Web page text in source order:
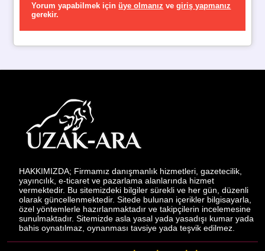
Yorum yapabilmek içinüye olmanız vegiriş yapmanız
gerekir.
HAKKIMIZDA; Firmamız danışmanlık hizmetleri, gazetecilik,
yayıncılık, e-ticaret ve pazarlama alanlarında hizmet
vermektedir. Bu sitemizdeki bilgiler sürekli ve her gün, düzenli
olarak güncellenmektedir. Sitede bulunan içerikler bilgisayarla,
özel yöntemlerle hazırlanmaktadır ve takipçilerin incelemesine
sunulmaktadır. Sitemizde asla yasal yada yasadışı kumar yada
bahis oynatılmaz, oynanması tavsiye yada teşvik edilmez.